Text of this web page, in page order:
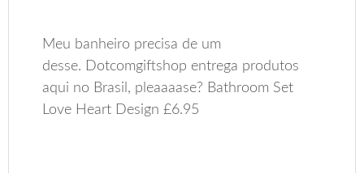
Meu banheiro precisa de um
desse. Dotcomgiftshop entrega produtos
aqui no Brasil, pleaaaase? Bathroom Set
Love Heart Design £6.95